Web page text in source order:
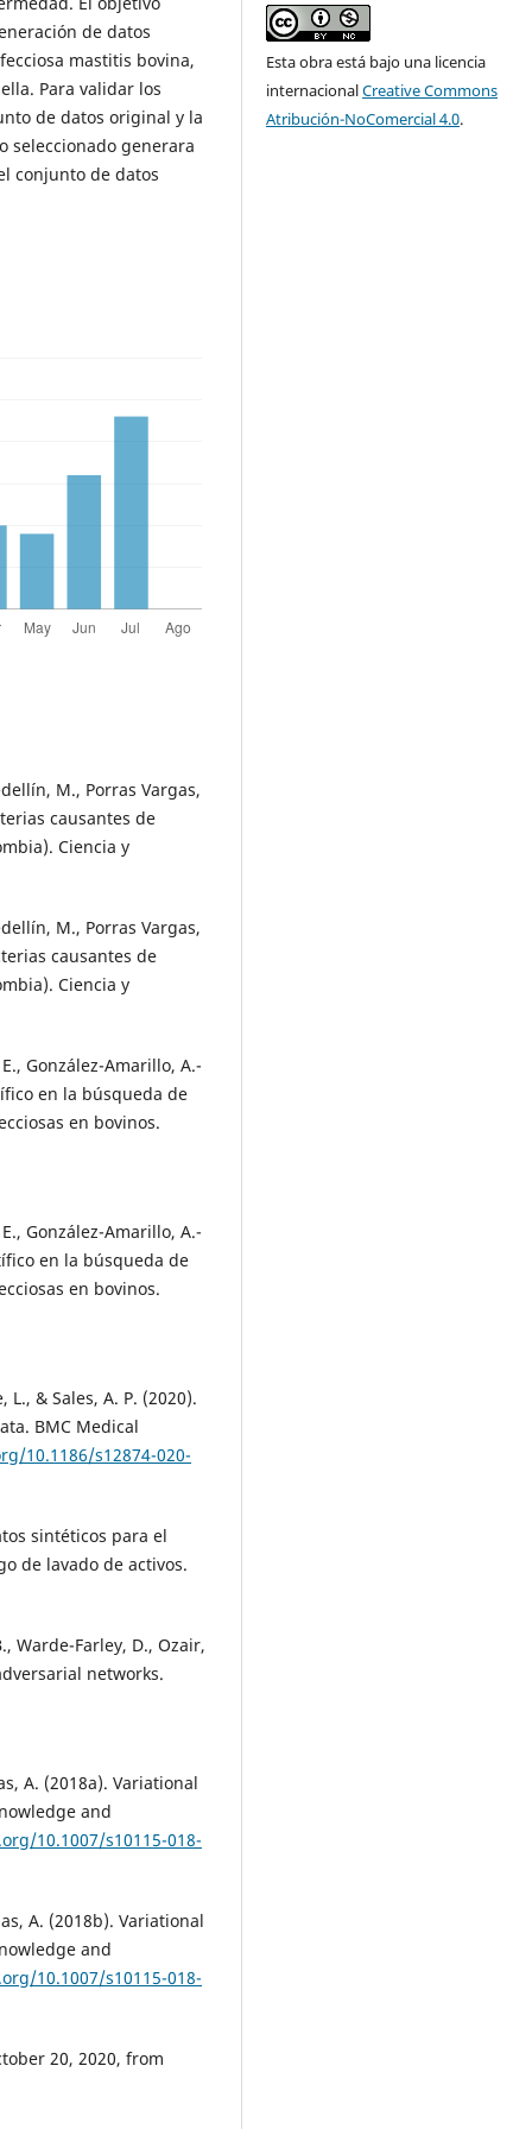
de datos
mastitis bovina,
Para validar los
de datos original y la
seleccionado generara
conjunto de datos
M., Porras Vargas,
causantes de
Ciencia y
M., Porras Vargas,
causantes de
Ciencia y
González-Amarillo, A.-
en la búsqueda de
en bovinos.
González-Amarillo, A.-
en la búsqueda de
en bovinos.
L., & Sales, A. P. (2020).
BMC Medical
10.1186/s12874-020-
sintéticos para el
de lavado de activos.
Warde-Farley, D., Ozair,
networks.
A. (2018a). Variational
and
10.1007/s10115-018-
A. (2018b). Variational
and
10.1007/s10115-018-
20, 2020, from
Esta obra está bajo una licencia
internacionalCreative Commons
Atribución-NoComercial 4.0.